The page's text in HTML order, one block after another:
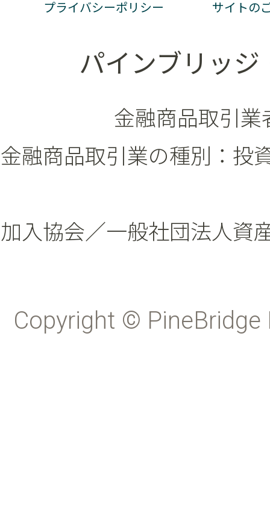
プライバシーポリシー サイトの
パインブリッ
金融商品取引
金融商品取引業の種別：投
加入協会／一般社団法人資
Copyright ©